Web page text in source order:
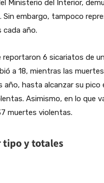
Ministerio del Interior,
Sin embargo, tampoco
año.
reportaron 6 sicariatos de
a 18, mientras las
hasta alcanzar su pico
Asimismo, en lo que
muertes violentas.